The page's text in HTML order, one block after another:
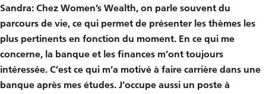
Sandra: Chez Women’s Wealth, on parle souvent du
parcours de vie, ce qui permet de présenter les thèmes les
plus pertinents en fonction du moment. En ce qui me
concerne, la banque et les finances m’ont toujours
intéressée. C’est ce qui m’a motivé à faire carrière dans une
banque après mes études. J’occupe aussi un poste à